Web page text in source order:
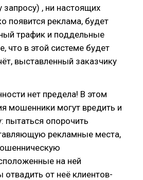
, ни настоящих
появится реклама, будет
трафик и поддельные
что в этой системе будет
выставленный заказчику
нет предела! В этом
мошенники могут вредить и
пытаться опорочить
рекламные места,
на ней
отвадить от неё клиентов-